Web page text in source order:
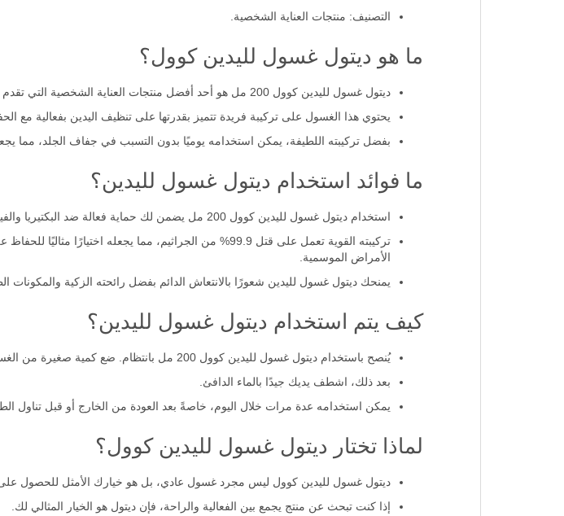
التصنيف: منتجات العناية الشخصية.
ما هو ديتول غسول لليدين كوول؟
ديتول غسول لليدين كوول 200 مل هو أحد أفضل منتجات العناية الشخصية التي تقدم حماية متكاملة ضد الجراثيم والبكتيريا.
يحتوي هذا الغسول على تركيبة فريدة تتميز بقدرتها على تنظيف اليدين بفعالية مع
بفضل تركيبته اللطيفة، يمكن استخدامه يوميًا بدون التسبب في جفاف الجلد، مما
ما فوائد استخدام ديتول غسول لليدين؟
استخدام ديتول غسول لليدين كوول 200 مل يضمن لك حماية فعالة ضد البكتيريا والفيروسات التي قد تسبب الأمراض.
تركيبته القوية تعمل على قتل 99.9% من الجراثيم، مما
الأمراض الموسمية.
يمنحك ديتول غسول لليدين شعورًا بالانتعاش الدائم بفضل رائحته الزكية والمكونات
كيف يتم استخدام ديتول غسول لليدين؟
يُنصح باستخدام ديتول غسول لليدين كوول 200 مل بانتظام. ضع كمية صغيرة من الغسول على اليدين، ثم قم بتدليكها بلطف حتى تتكون رغوة.
بعد ذلك، اشطف يديك جيدًا بالماء الدافئ.
يمكن استخدامه عدة مرات خلال اليوم، خاصةً بعد العودة من الخارج أو قبل تناول
لماذا تختار ديتول غسول لليدين كوول؟
ديتول غسول لليدين كوول ليس مجرد غسول عادي، بل هو خيارك الأمثل للحصول على
إذا كنت تبحث عن منتج يجمع بين الفعالية والراحة، فإن ديتول هو الخيار المثالي لك.